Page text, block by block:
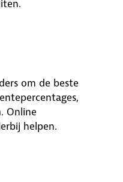
om de beste
Online
helpen.